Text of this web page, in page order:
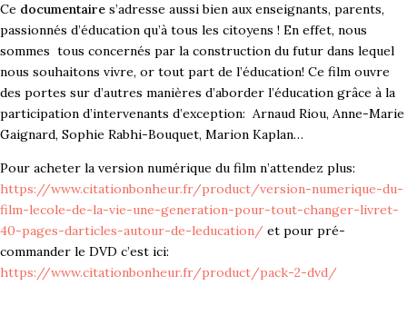
Ce documentaire s’adresse aussi bien aux enseignants, parents,
passionnés d’éducation qu’à tous les citoyens ! En effet, nous
sommes tous concernés par la construction du futur dans lequel
nous souhaitons vivre, or tout part de l’éducation! Ce film ouvre
des portes sur d’autres manières d’aborder l’éducation grâce à la
participation d’intervenants d’exception: Arnaud Riou, Anne-Marie
Gaignard, Sophie Rabhi-Bouquet, Marion Kaplan…
Pour acheter la version numérique du film n’attendez plus:
https://www.citationbonheur.fr/product/version-numerique-du-
film-lecole-de-la-vie-une-generation-pour-tout-changer-livret-
40-pages-darticles-autour-de-leducation/ et pour pré-
commander le DVD c’est ici:
https://www.citationbonheur.fr/product/pack-2-dvd/